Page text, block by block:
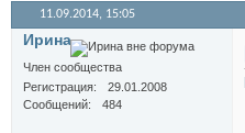
11.09.2014, 15:05
Иринa
Член сообщества
Регистрация
29.01.2008
Сообщений
484